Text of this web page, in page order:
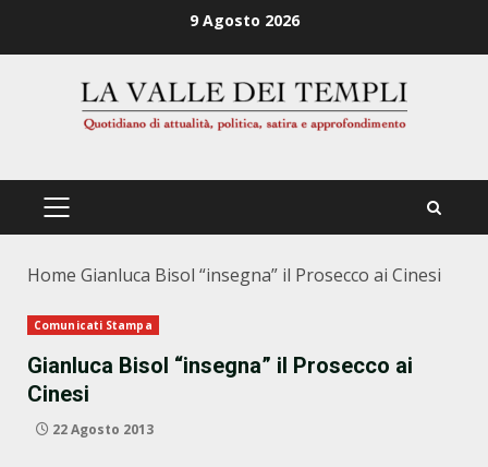
9 Agosto 2026
PRIMÄRES
Home Gianluca Bisol “insegna” il Prosecco ai Cinesi
Comunicati Stampa
Gianluca Bisol “insegna” il Prosecco ai
Cinesi
22 Agosto 2013